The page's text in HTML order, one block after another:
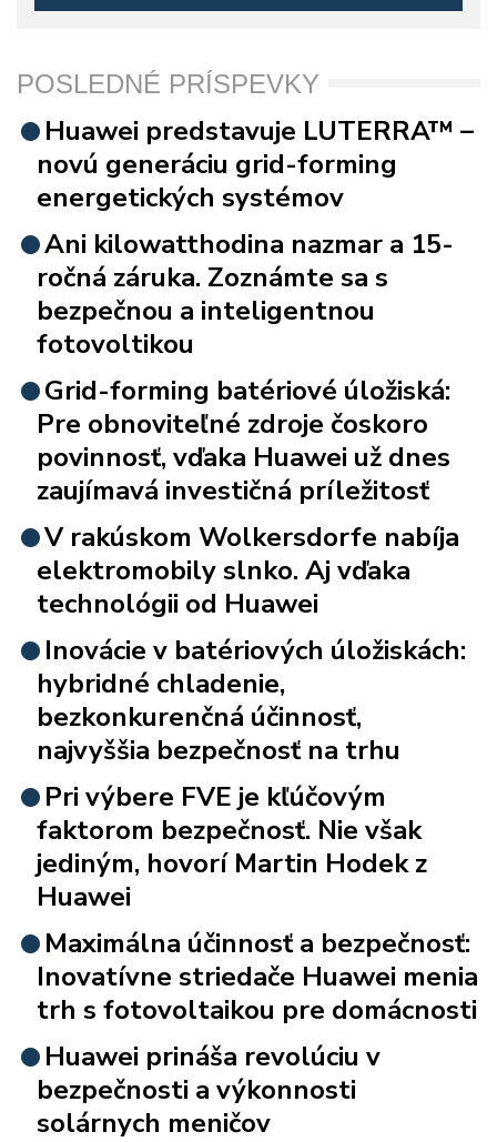
POSLEDNÉ PRÍSPEVKY
Huawei predstavuje LUTERRA™ –
novú generáciu grid-forming
energetických systémov
Ani kilowatthodina nazmar a 15-
ročná záruka. Zoznámte sa s
bezpečnou a inteligentnou
fotovoltikou
Grid-forming batériové úložiská:
Pre obnoviteľné zdroje čoskoro
povinnosť, vďaka Huawei už dnes
zaujímavá investičná príležitosť
V rakúskom Wolkersdorfe nabíja
elektromobily slnko. Aj vďaka
technológii od Huawei
Inovácie v batériových úložiskách:
hybridné chladenie,
bezkonkurenčná účinnosť,
najvyššia bezpečnosť na trhu
Pri výbere FVE je kľúčovým
faktorom bezpečnosť. Nie však
jediným, hovorí Martin Hodek z
Huawei
Maximálna účinnosť a bezpečnosť:
Inovatívne striedače Huawei menia
trh s fotovoltaikou pre domácnosti
Huawei prináša revolúciu v
bezpečnosti a výkonnosti
solárnych meničov